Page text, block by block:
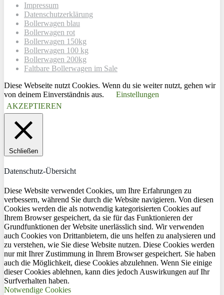
Impressum
Datenschutzerklärung
Bollerwagen blau
Bollerwagen rot
Bollerwagen 150kg
Bollerwagen 100 kg
Bollerwagen 200kg
Faltbare Bollerwagen im Sale
Diese Webseite nutzt Cookies. Wenn du sie weiter nutzt, gehen wir
von deinem Einverständnis aus.
Einstellungen
AKZEPTIEREN
Schließen
Datenschutz-Übersicht
Diese Website verwendet Cookies, um Ihre Erfahrungen zu
verbessern, während Sie durch die Website navigieren. Von diesen
Cookies werden die als notwendig kategorisierten Cookies auf
Ihrem Browser gespeichert, da sie für das Funktionieren der
Grundfunktionen der Website unerlässlich sind. Wir verwenden
auch Cookies von Drittanbietern, die uns helfen zu analysieren und
zu verstehen, wie Sie diese Website nutzen. Diese Cookies werden
nur mit Ihrer Zustimmung in Ihrem Browser gespeichert. Sie haben
auch die Möglichkeit, diese Cookies abzulehnen. Wenn Sie einige
dieser Cookies ablehnen, kann dies jedoch Auswirkungen auf Ihr
Surfverhalten haben.
Notwendige Cookies